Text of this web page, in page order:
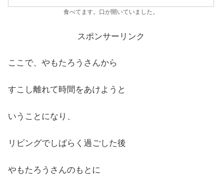
食べてます。口が開いていました。
スポンサーリンク
ここで、やもたろうさんから
すこし離れて時間をあけようと
いうことになり、
リビングでしばらく過ごした後
やもたろうさんのもとに